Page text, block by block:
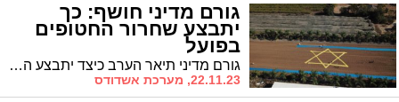
גורם מדיני חושף: כך
יתבצע שחרור החטופים
בפועל
גורם מדיני תיאר הערב כיצד יתבצע הליך השחרור של החטופים וחידד מדוע משפחותיהם לא יקבלו הודעה מראש. "אנחנו לא רוצים להודיע למשפחות לפני כי אנחנו לא סומכים על חמאס. לייצר מפח נפש למשפחה זה הדבר הכי גרוע"
22.11.23, מערכת אשדודס